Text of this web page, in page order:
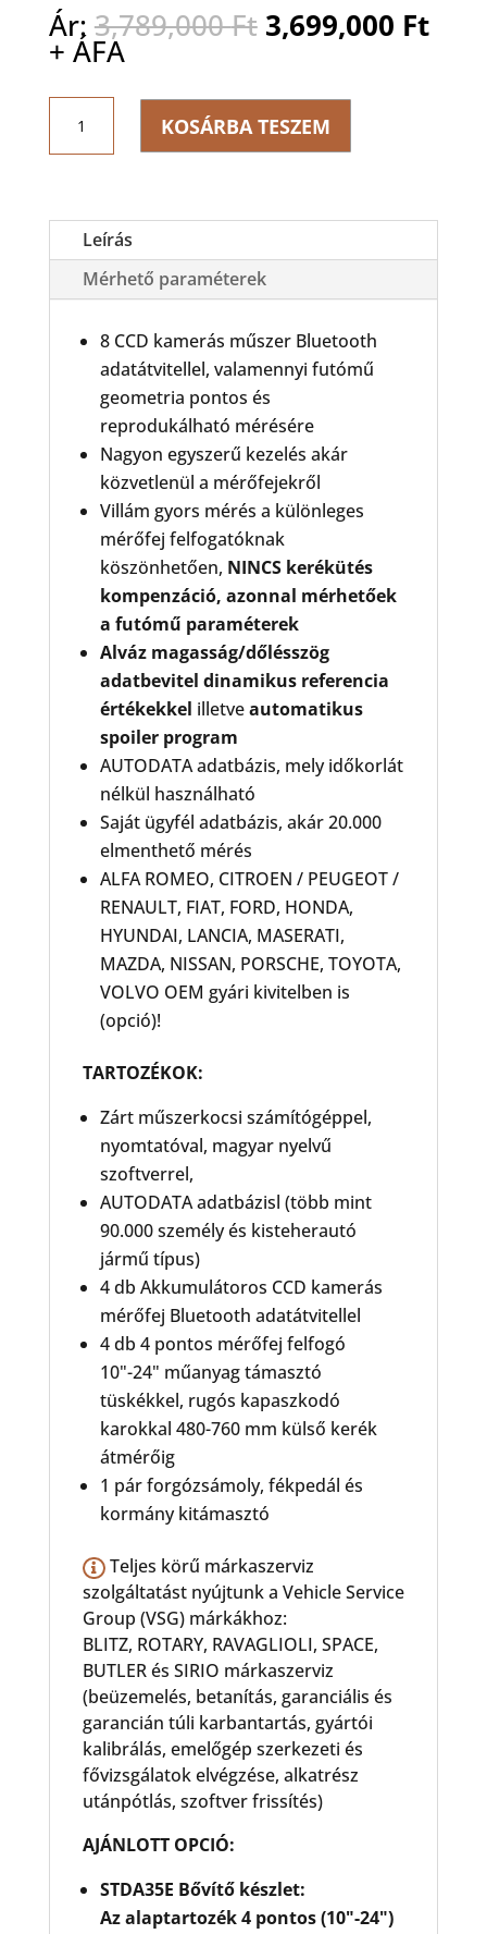
Ár:3,789,000Ft Original
price
3,789,000 Ft.
3,699,000 Ft
+ ÁFA
ACTIVE
WS
mennyiség
KOSÁRBA TESZEM
Leírás
Mérhető paraméterek
8 CCD kamerás műszer Bluetooth
adatátvitellel, valamennyi futómű
geometria pontos és
reprodukálható mérésére
Nagyon egyszerű kezelés akár
közvetlenül a mérőfejekről
Villám gyors mérés a különleges
mérőfej felfogatóknak
köszönhetően, NINCS kerékütés
kompenzáció, azonnal mérhetőek
a futómű paraméterek
Alváz magasság/dőlésszög
adatbevitel dinamikus referencia
értékekkel illetveautomatikus
spoiler program
AUTODATA adatbázis, mely időkorlát
nélkül használható
Saját ügyfél adatbázis, akár 20.000
elmenthető mérés
ALFA ROMEO, CITROEN / PEUGEOT /
RENAULT, FIAT, FORD, HONDA,
HYUNDAI, LANCIA, MASERATI,
MAZDA, NISSAN, PORSCHE, TOYOTA,
VOLVO OEM gyári kivitelben is
(opció)!
TARTOZÉKOK:
Zárt műszerkocsi számítógéppel,
nyomtatóval, magyar nyelvű
szoftverrel,
AUTODATA adatbázisl (több mint
90.000 személy és kisteherautó
jármű típus)
4 db Akkumulátoros CCD kamerás
mérőfej Bluetooth adatátvitellel
4 db 4 pontos mérőfej felfogó
10"-24" műanyag támasztó
tüskékkel, rugós kapaszkodó
karokkal 480-760 mm külső kerék
átmérőig
1 pár forgózsámoly, fékpedál és
kormány kitámasztó
Teljes körű márkaszerviz
szolgáltatást nyújtunk a Vehicle Service
Group (VSG) márkákhoz:
BLITZ, ROTARY, RAVAGLIOLI, SPACE,
BUTLER és SIRIO márkaszerviz
(beüzemelés, betanítás, garanciális és
garancián túli karbantartás, gyártói
kalibrálás, emelőgép szerkezeti és
fővizsgálatok elvégzése, alkatrész
utánpótlás, szoftver frissítés)
AJÁNLOTT OPCIÓ:
STDA35E Bővítő készlet:
Az alaptartozék 4 pontos (10"-24")